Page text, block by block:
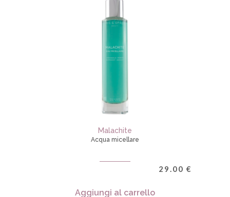
Malachite
Acqua micellare
29.00 €
Aggiungi al carrello